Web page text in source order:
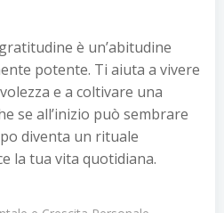
è un’abitudine
potente. Ti aiuta a vivere
e a coltivare una
se all’inizio può sembrare
diventa un rituale
la tua vita quotidiana.